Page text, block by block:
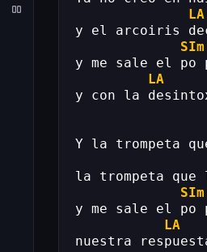
LA
y el arcoiris
SIm
y me sale el po
LA
y con la
Y la trompeta
la trompeta que
SIm
y me sale el po
LA
nuestra